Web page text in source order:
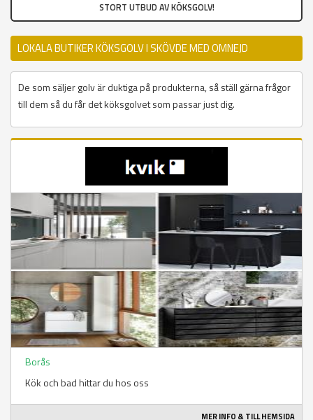
STORT UTBUD AV KÖKSGOLV!
LOKALA BUTIKER KÖKSGOLV I SKÖVDE MED OMNEJD
De som säljer golv är duktiga på produkterna, så ställ gärna frågor
till dem så du får det köksgolvet som passar just dig.
Borås
Kök och bad hittar du hos oss
MER INFO & TILL HEMSIDA